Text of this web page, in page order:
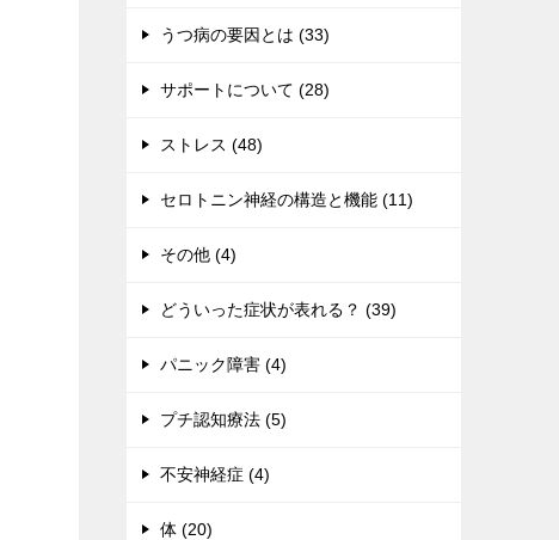
うつ病の要因とは (33)
サポートについて (28)
ストレス (48)
セロトニン神経の構造と機能 (11)
その他 (4)
どういった症状が表れる？ (39)
パニック障害 (4)
プチ認知療法 (5)
不安神経症 (4)
体 (20)